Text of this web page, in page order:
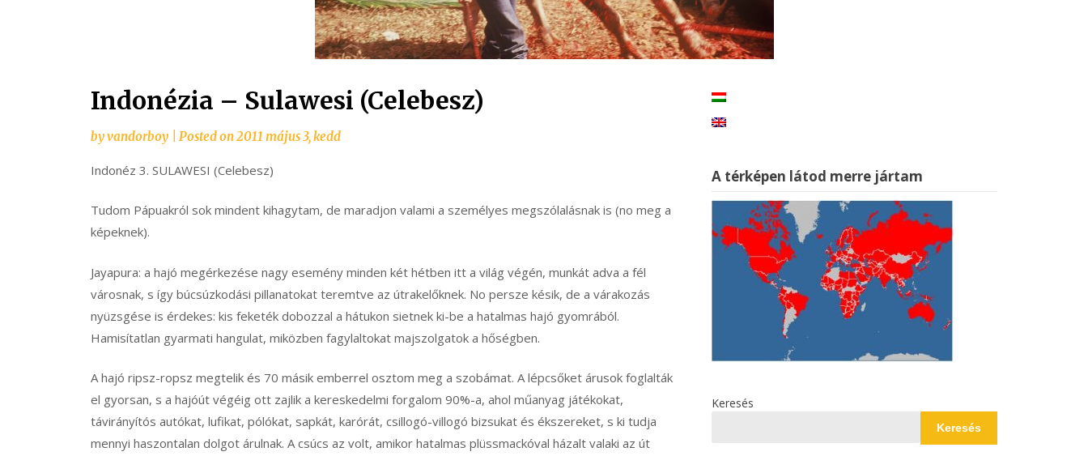
Indonézia – Sulawesi (Celebesz)
byvandorboy Posted on2011 május 3, kedd
Indonéz 3. SULAWESI (Celebesz)
Tudom Pápuakról sok mindent kihagytam, de maradjon valami a személyes megszólalásnak is (no meg a
képeknek).
Jayapura: a hajó megérkezése nagy esemény minden két hétben itt a világ végén, munkát adva a fél
városnak, s így búcsúzkodási pillanatokat teremtve az útrakelőknek. No persze késik, de a várakozás
nyüzsgése is érdekes: kis feketék dobozzal a hátukon sietnek ki-be a hatalmas hajó gyomrából.
Hamisítatlan gyarmati hangulat, miközben fagylaltokat majszolgatok a hőségben.
A hajó ripsz-ropsz megtelik és 70 másik emberrel osztom meg a szobámat. A lépcsőket árusok foglalták
el gyorsan, s a hajóút végéig ott zajlik a kereskedelmi forgalom 90%-a, ahol műanyag játékokat,
távirányítós autókat, lufikat, pólókat, sapkát, karórát, csillogó-villogó bizsukat és ékszereket, s ki tudja
mennyi haszontalan dolgot árulnak. A csúcs az volt, amikor hatalmas plüssmackóval házalt valaki az út
A térképen látod merre jártam
Keresés
Keresés